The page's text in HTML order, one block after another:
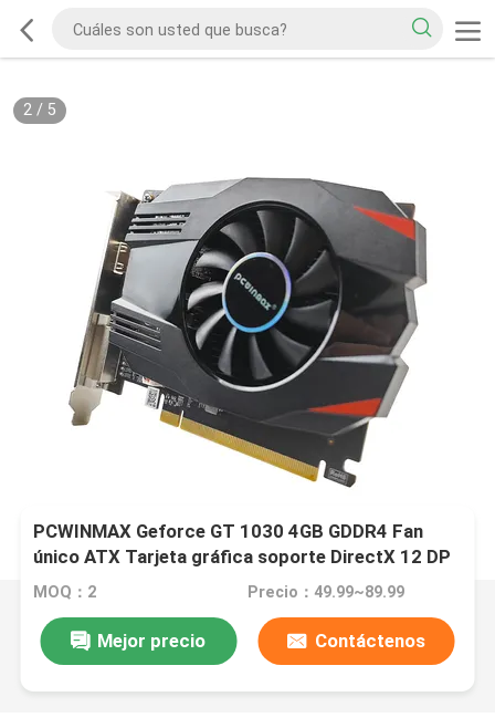
2/ 5
PCWINMAX Geforce GT 1030 4GB GDDR4 Fan
único ATX Tarjeta gráfica soporte DirectX 12 DP
HD Puerto Tarjeta VGA
MOQ：2 Precio：49.99~89.99
Mejor precio Contáctenos